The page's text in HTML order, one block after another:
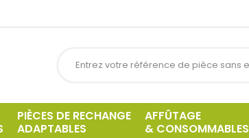
PIÈCES DE RECHANGE
ADAPTABLES
AFFÛTAGE
& CONSOMMABLES